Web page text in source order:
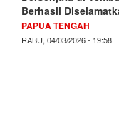
Berhasil
PAPUA TENGAH
RABU, 04/03/2026 - 19:58